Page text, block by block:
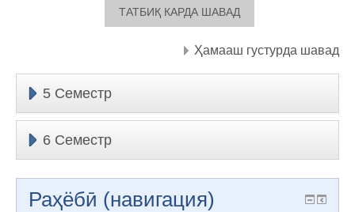
Ҳамааш густурда шавад
5 Семестр
6 Семестр
Раҳёбӣ (навигация)